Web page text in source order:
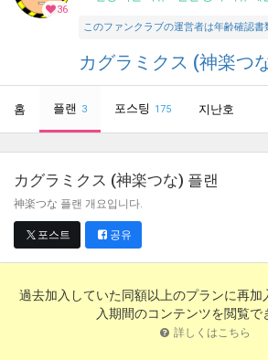
36
このファンクラブの運営者は年齢確認
カグラミクス (神楽つ
홈 플랜 3 포스팅 175 지난호
カグラミクス (神楽つな) 플랜
神楽つな 플랜 개요입니다.
포스트 공유
過去加入していた同額以上のプランに再加
入期間のコンテンツを閲覧で
詳しくはこちら